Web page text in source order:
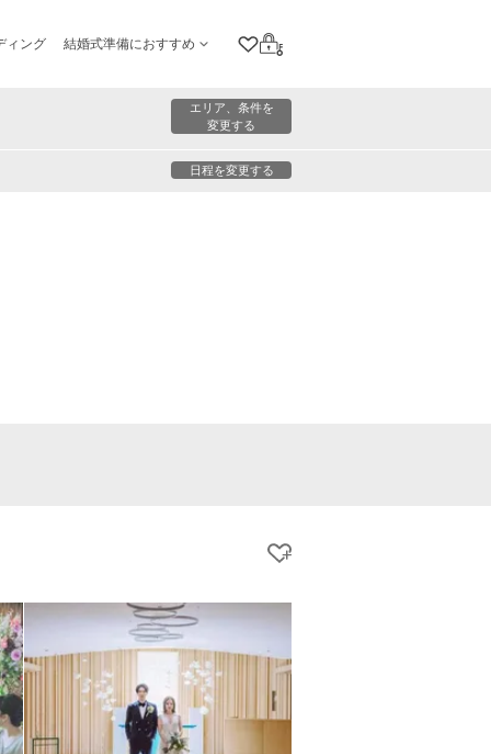
ィング 結婚式準備におすすめ
クリップリスト
ログイン
エリア、条件を
変更する
日程を変更する
クリップする